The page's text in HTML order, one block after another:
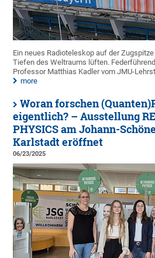
Ein neues Radioteleskop auf der
Tiefen des Weltraums lüften.
Professor Matthias Kadler vom JMU-
more
Woran forschen
eigentlich? – Ausstellung
PHYSICS am Johann-
Karlstadt eröffnet
06/23/2025